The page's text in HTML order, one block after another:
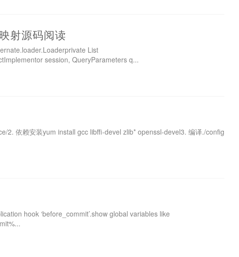
射源码阅读
List
session, QueryParameters q...
2. 依赖安装yum install gcc libffi-devel zlib* openssl-devel3. 编译./config
hook ‘before_commit’.show global variables like